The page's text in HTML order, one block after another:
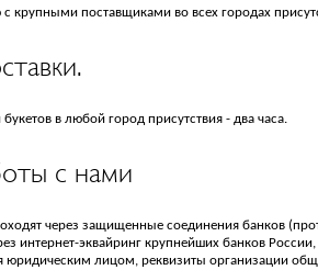
крупными поставщиками во всех городах
в любой город присутствия - два часа.
с нами
через защищенные соединения банков
интернет-эквайринг крупнейших банков
юридическим лицом, реквизиты организации